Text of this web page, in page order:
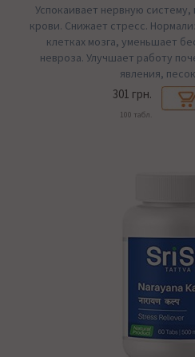
Успокаивает нервную
крови. Снижает стресс.
клетках мозга, уменьшает
невроза. Улучшает работу
явления,
301 грн.
100 табл.